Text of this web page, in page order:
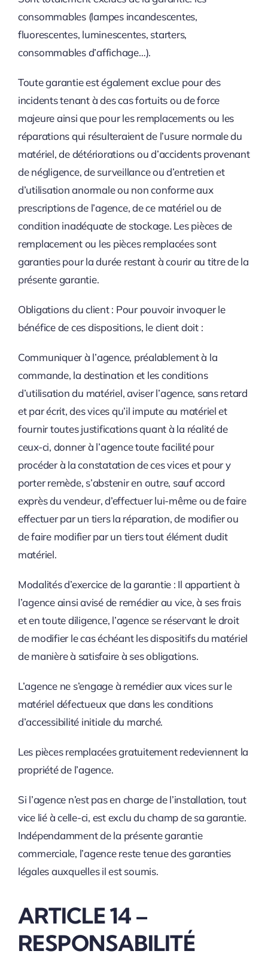
consommables (lampes incandescentes,
fluorescentes, luminescentes, starters,
consommables d’affichage…).
Toute garantie est également exclue pour des
incidents tenant à des cas fortuits ou de force
majeure ainsi que pour les remplacements ou les
réparations qui résulteraient de l’usure normale du
matériel, de détériorations ou d’accidents provenant
de négligence, de surveillance ou d’entretien et
d’utilisation anormale ou non conforme aux
prescriptions de l’agence, de ce matériel ou de
condition inadéquate de stockage. Les pièces de
remplacement ou les pièces remplacées sont
garanties pour la durée restant à courir au titre de la
présente garantie.
Obligations du client : Pour pouvoir invoquer le
bénéfice de ces dispositions, le client doit :
Communiquer à l’agence, préalablement à la
commande, la destination et les conditions
d’utilisation du matériel, aviser l’agence, sans retard
et par écrit, des vices qu’il impute au matériel et
fournir toutes justifications quant à la réalité de
ceux-ci, donner à l’agence toute facilité pour
procéder à la constatation de ces vices et pour y
porter remède, s’abstenir en outre, sauf accord
exprès du vendeur, d’effectuer lui-même ou de faire
effectuer par un tiers la réparation, de modifier ou
de faire modifier par un tiers tout élément dudit
matériel.
Modalités d’exercice de la garantie : Il appartient à
l’agence ainsi avisé de remédier au vice, à ses frais
et en toute diligence, l’agence se réservant le droit
de modifier le cas échéant les dispositifs du matériel
de manière à satisfaire à ses obligations.
L’agence ne s’engage à remédier aux vices sur le
matériel défectueux que dans les conditions
d’accessibilité initiale du marché.
Les pièces remplacées gratuitement redeviennent la
propriété de l’agence.
Si l’agence n’est pas en charge de l’installation, tout
vice lié à celle-ci, est exclu du champ de sa garantie.
Indépendamment de la présente garantie
commerciale, l’agence reste tenue des garanties
légales auxquelles il est soumis.
ARTICLE 14 –
RESPONSABILITÉ